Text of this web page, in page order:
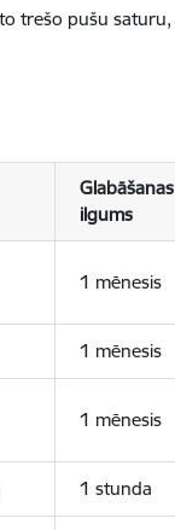
trešo pušu saturu,
Glabāšanas
ilgums
1 mēnesis
1 mēnesis
1 mēnesis
1 stunda